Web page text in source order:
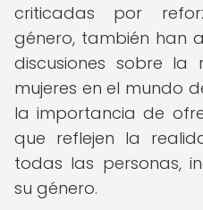
criticadas por
género, también han
discusiones sobre la
mujeres en el mundo
la importancia de
que reflejen la
todas las personas,
su género.